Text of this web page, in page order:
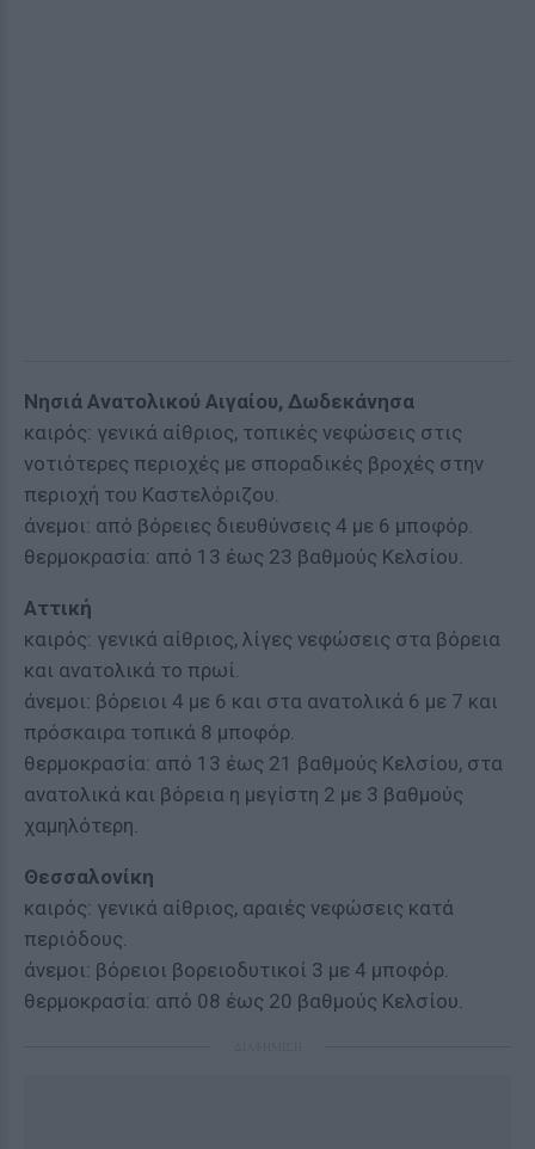
Νησιά Ανατολικού Αιγαίου, Δωδεκάνησα
καιρός: γενικά αίθριος, τοπικές νεφώσεις στις
νοτιότερες περιοχές με σποραδικές βροχές στην
περιοχή του Καστελόριζου.
άνεμοι: από βόρειες διευθύνσεις 4 με 6 μποφόρ.
θερμοκρασία: από 13 έως 23 βαθμούς Κελσίου.
Αττική
καιρός: γενικά αίθριος, λίγες νεφώσεις στα βόρεια
και ανατολικά το πρωί.
άνεμοι: βόρειοι 4 με 6 και στα ανατολικά 6 με 7 και
πρόσκαιρα τοπικά 8 μποφόρ.
θερμοκρασία: από 13 έως 21 βαθμούς Κελσίου, στα
ανατολικά και βόρεια η μεγίστη 2 με 3 βαθμούς
χαμηλότερη.
Θεσσαλονίκη
καιρός: γενικά αίθριος, αραιές νεφώσεις κατά
περιόδους.
άνεμοι: βόρειοι βορειοδυτικοί 3 με 4 μποφόρ.
θερμοκρασία: από 08 έως 20 βαθμούς Κελσίου.